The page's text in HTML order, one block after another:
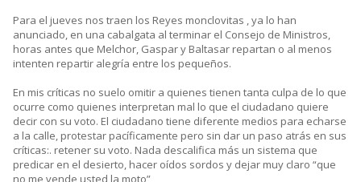
Para el jueves nos traen los Reyes monclovitas , ya lo han
anunciado, en una cabalgata al terminar el Consejo de Ministros,
horas antes que Melchor, Gaspar y Baltasar repartan o al menos
intenten repartir alegría entre los pequeños.
En mis críticas no suelo omitir a quienes tienen tanta culpa de lo que
ocurre como quienes interpretan mal lo que el ciudadano quiere
decir con su voto. El ciudadano tiene diferente medios para echarse
a la calle, protestar pacíficamente pero sin dar un paso atrás en sus
críticas:. retener su voto. Nada descalifica más un sistema que
predicar en el desierto, hacer oídos sordos y dejar muy claro “que
no me vende usted la moto”